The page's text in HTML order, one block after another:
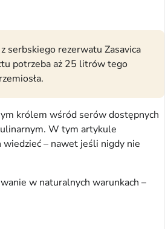
serbskiego rezerwatu Zasavica
potrzeba aż 25 litrów tego
królem wśród serów dostępnych
W tym artykule
wiedzieć – nawet jeśli nigdy nie
w naturalnych warunkach –